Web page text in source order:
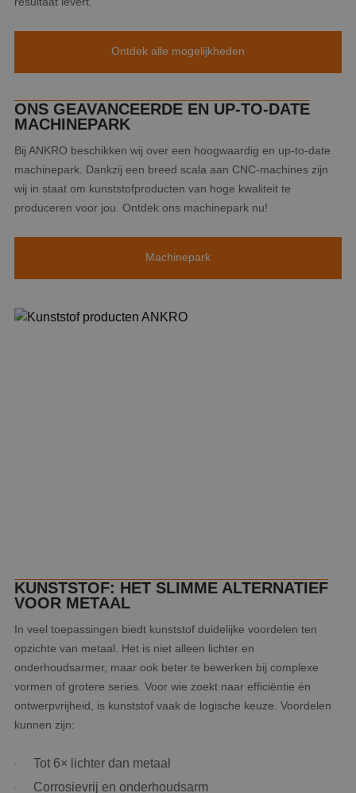
Ontdek alle mogelijkheden
ONS GEAVANCEERDE EN UP-TO-DATE
MACHINEPARK
Bij ANKRO beschikken wij over een hoogwaardig en up-to-date
machinepark. Dankzij een breed scala aan CNC-machines zijn
wij in staat om kunststofproducten van hoge kwaliteit te
produceren voor jou. Ontdek ons machinepark nu!
Machinepark
KUNSTSTOF: HET SLIMME ALTERNATIEF
VOOR METAAL
In veel toepassingen biedt kunststof duidelijke voordelen ten
opzichte van metaal. Het is niet alleen lichter en
onderhoudsarmer, maar ook beter te bewerken bij complexe
vormen of grotere series. Voor wie zoekt naar efficiëntie én
ontwerpvrijheid, is kunststof vaak de logische keuze. Voordelen
kunnen zijn:
Tot 6× lichter dan metaal
Corrosievrij en onderhoudsarm